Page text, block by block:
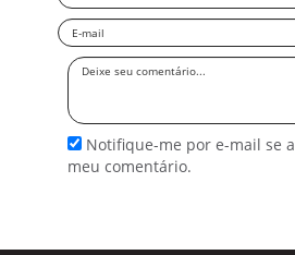
Email
Deixe
Notifique-me por e-mail se
meu comentário.